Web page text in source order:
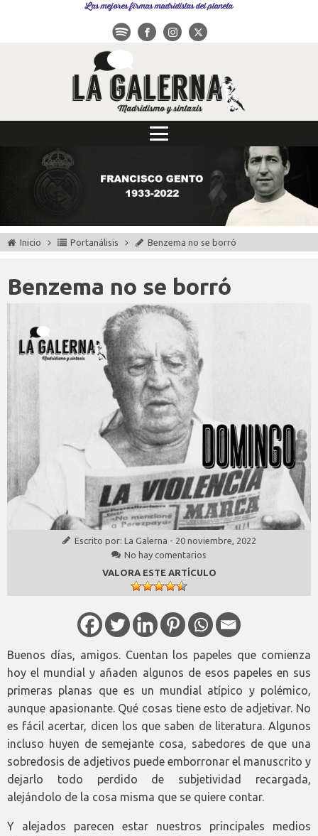
Las mejores firmas madridistas del planeta
Inicio Portanálisis Benzema no se borró
Benzema no se borró
Escrito por: La Galerna - 20 noviembre, 2022
No hay comentarios
VALORA ESTE ARTÍCULO
Buenos días, amigos. Cuentan los papeles que comienza
hoy el mundial y añaden algunos de esos papeles en sus
primeras planas que es un mundial atípico y polémico,
aunque apasionante. Qué cosas tiene esto de adjetivar. No
es fácil acertar, dicen los que saben de literatura. Algunos
incluso huyen de semejante cosa, sabedores de que una
sobredosis de adjetivos puede emborronar el manuscrito y
dejarlo todo perdido de subjetividad recargada,
alejándolo de la cosa misma que se quiere contar.
Y alejados parecen estar nuestros principales medios